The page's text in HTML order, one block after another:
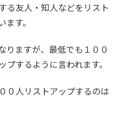
る友人・知人などをリスト
す。
りますが、最低でも１００
するように言われます。
０人リストアップするのは